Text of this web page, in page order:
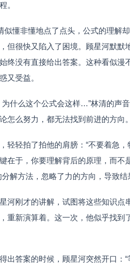
。
似懂非懂地点了点头，公式的理解
但很快又陷入了困境。顾星河默默
终没有直接给出答案。这种看似漫
又受益。
为什么这个公式会这样…”林清的声
怎么努力，都无法找到前进的方向。
轻轻拍了拍他的肩膀：“不要着急
在于，你要理解背后的原理，而不
解方法，忽略了力的方向，导致结
河刚才的讲解，试图将这些知识点
重新演算着。这一次，他似乎找到
出答案的时候，顾星河突然开口：